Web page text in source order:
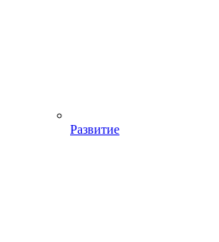
Развитие